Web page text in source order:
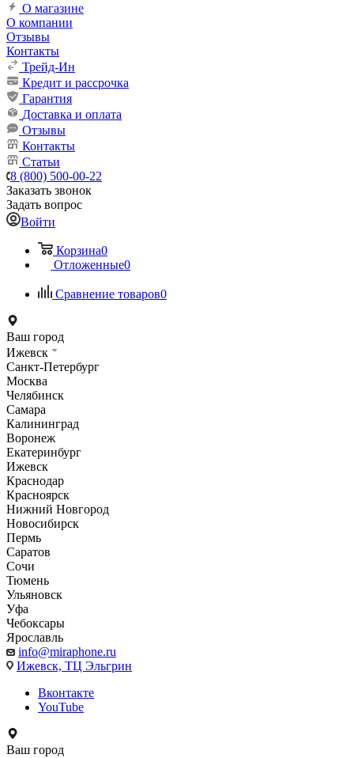
О магазине
О компании
Отзывы
Контакты
Трейд-Ин
Кредит и рассрочка
Гарантия
Доставка и оплата
Отзывы
Контакты
Статьи
8 (800) 500-00-22
Заказать звонок
Задать вопрос
Войти
Корзина0
Отложенные0
Сравнение товаров0
Ваш город
Ижевск
Санкт-Петербург
Москва
Челябинск
Самара
Калининград
Воронеж
Екатеринбург
Ижевск
Краснодар
Красноярск
Нижний Новгород
Новосибирск
Пермь
Саратов
Сочи
Тюмень
Ульяновск
Уфа
Чебоксары
Ярославль
info@miraphone.ru
Ижевск, ТЦ Эльгрин
Вконтакте
YouTube
Ваш город